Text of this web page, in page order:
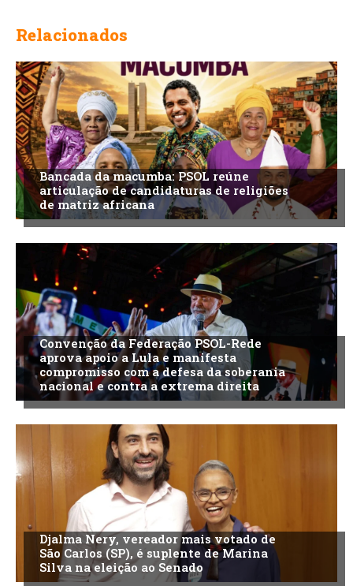
Relacionados
Bancada da macumba: PSOL reúne
articulação de candidaturas de religiões
de matriz africana
Convenção da Federação PSOL-Rede
aprova apoio a Lula e manifesta
compromisso com a defesa da soberania
nacional e contra a extrema direita
Djalma Nery, vereador mais votado de
São Carlos (SP), é suplente de Marina
Silva na eleição ao Senado